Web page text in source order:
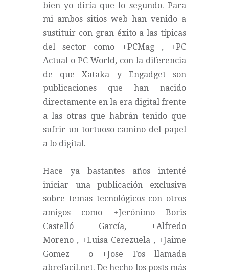
bien yo diría que lo segundo. Para
mi ambos sitios web han venido a
sustituir con gran éxito a las típicas
del sector como +PCMag, +PC
Actual o PC World, con la diferencia
de que Xataka y Engadget son
publicaciones que han nacido
directamente en la era digital frente
a las otras que habrán tenido que
sufrir un tortuoso camino del papel
a lo digital.
Hace ya bastantes años intenté
iniciar una publicación exclusiva
sobre temas tecnológicos con otros
amigos como +Jerónimo Boris
Castelló García, +Alfredo
Moreno , +Luisa Cerezuela , +Jaime
Gomez o +Jose Fosllamada
abrefacil.net. De hecho los posts más